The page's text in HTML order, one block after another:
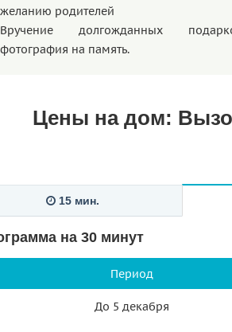
желанию родителей
Вручение долгожданных
фотография на память.
Цены на дом:
15 мин.
на 30 минут
Период
До 5 декабря